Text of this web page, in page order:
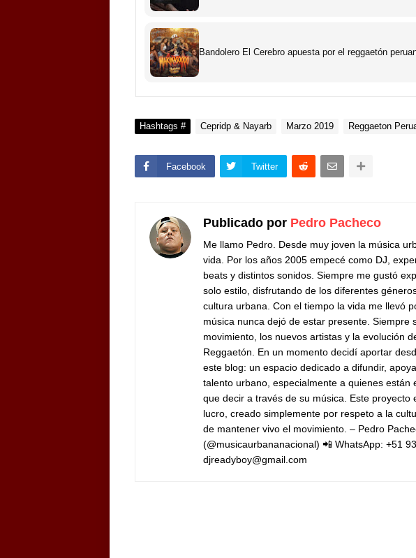
Bandolero El Cerebro apuesta por el reggaetón
Hashtags # Cepridp & Nayarb Marzo 2019 Reggaeton
Facebook Twitter
Publicado por Pedro Pacheco
Me llamo Pedro. Desde muy joven la música
vida. Por los años 2005 empecé como DJ,
beats y distintos sonidos. Siempre me gustó
solo estilo, disfrutando de los diferentes
cultura urbana. Con el tiempo la vida me llevó
música nunca dejó de estar presente. Siempre
movimiento, los nuevos artistas y la evolución
Reggaetón.
En un momento decidí aportar
este blog: un espacio dedicado a difundir,
talento urbano, especialmente a quienes están
que decir a través de su música.
Este proyecto
lucro, creado simplemente por respeto a la
de mantener vivo el movimiento. – Pedro
(@musicaurbananacional) 📲 WhatsApp: +51
djreadyboy@gmail.com